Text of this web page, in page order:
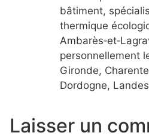
bâtiment,
thermique
personnellement
Gironde,
Dordogne,
Laisser un